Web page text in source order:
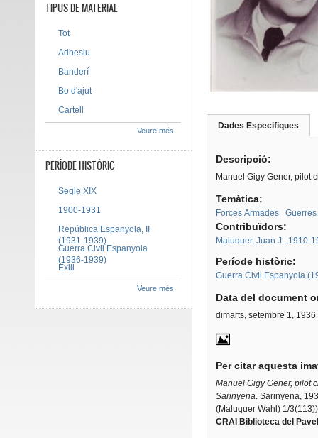
Dades Especifiques
Descripció:
Manuel Gigy Gener, pilot
Temàtica:
Forces Armades Guerres
Contribuïdors:
Maluquer, Juan J., 1910-
Període històric:
Guerra Civil Espanyola
Data del document
dimarts, setembre 1, 1936
Per citar aquesta
Manuel Gigy Gener, pilot
Sarinyena. Sarinyena,
(Maluquer Wahl) 1/3(113))
CRAI Biblioteca del
TIPUS DE MATERIAL
Tot
Adhesiu
Banderí
Bo d'ajut
Cartell
Veure més
PERÍODE HISTÒRIC
Segle XIX
1900-1931
República Espanyola, II
(1931-1939)
Guerra Civil Espanyola
(1936-1939)
Exili
Veure més